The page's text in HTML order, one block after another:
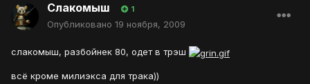
Слакомыш 1
Опубликовано 19 ноября, 2009
слакомыш, разбойнек 80, одет в трэш
всё кроме милиэкса для трака))